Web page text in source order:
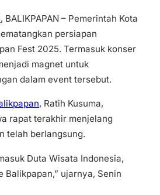
, BALIKPAPAN – Pemerintah Kota
persiapan
Fest 2025. Termasuk konser
magnet untuk
dalam event tersebut.
, Ratih Kusuma,
rapat terakhir menjelang
telah berlangsung.
Duta Wisata Indonesia,
Balikpapan,” ujarnya, Senin